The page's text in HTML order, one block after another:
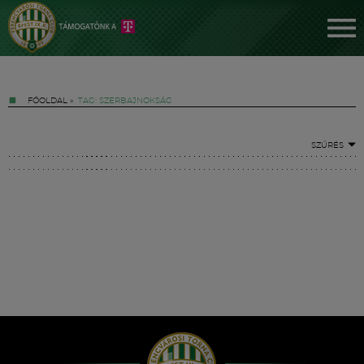
FŐOLDAL » TAG: SZERBAJNOKSÁG
SZŰRÉS
Hírek